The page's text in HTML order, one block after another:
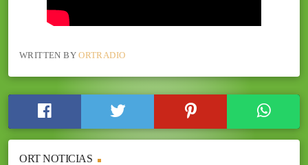
WRITTEN BYORTRADIO
ORT NOTICIAS